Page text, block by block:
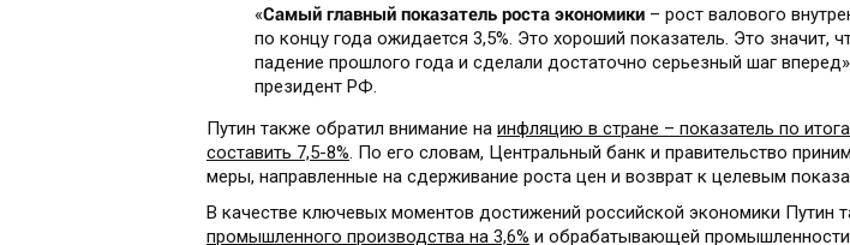
«Самый главный показатель роста экономики – рост валового
по концу года ожидается 3,5%. Это хороший показатель. Это значит,
падение прошлого года и сделали достаточно серьезный шаг
президент РФ.
Путин также обратил внимание на инфляцию в стране – показатель по
составить 7,5-8%. По его словам, Центральный банк и правительство
меры, направленные на сдерживание роста цен и возврат к целевым
В качестве ключевых моментов достижений российской экономики Путин
промышленного производства на 3,6% и обрабатывающей промышленности